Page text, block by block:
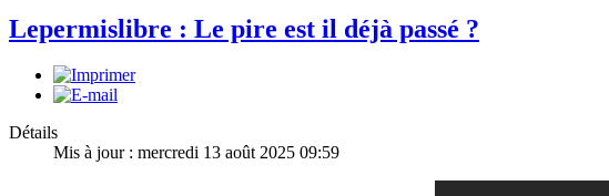
Lepermislibre : Le pire est il déjà passé ?
Détails
Mis à jour : mercredi 13 août 2025 09:59